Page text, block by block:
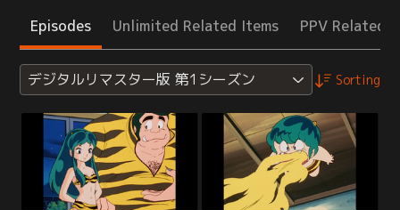
Episodes Unlimited Related Items PPV Related
デジタルリマスター版 第1シーズン Sorting